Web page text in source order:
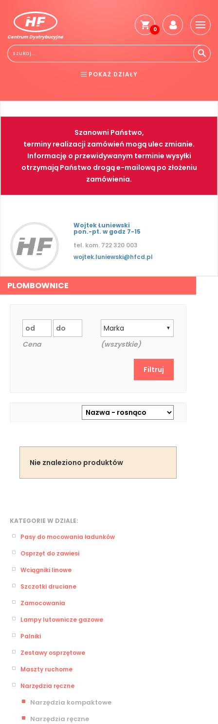
Centrum Dystrybucyjne
0
POKAŻ DZIAŁY
NARZĘDZIA SPAWALNICTWO
FARBY PNEUMATYKA
Szanowni Państwo,
terminy realizacji zamówień mogą ulec zmianie.
Informację o przewidywanym terminie wysyłki
otrzymają Państwo drogą e-mailową po złożeniu
zamówienia.
Wojtek Łuniewski
pon.-pt. w godz 7-15
tel. kom. 722 320 003
wojtek.luniewski@hfcd.pl
PLOMBOWNICE
KATEGORIE W DZIALE:
Pasy do mocowania ładunków
Osprzęt do zawiesi
Wciągniki linowe
Szczotki druciane
Zamocowania
Lampy lutownicze gazowe
Palniki
Zestawy osprzętowe
Maszty ruchome
Narzędzia ręczne
Narzędzia kompaktowe
Narzędzia ręczne
Cena
▼
Marka
(wszystkie)
Nie znaleziono produktów